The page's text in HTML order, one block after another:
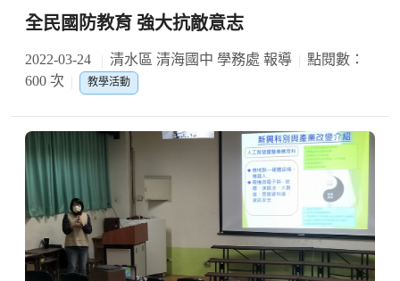
全民國防教育 強大抗敵意志
2022-03-24 清水區 清海國中 學務處 報導
點閱數：
600 次
教學活動